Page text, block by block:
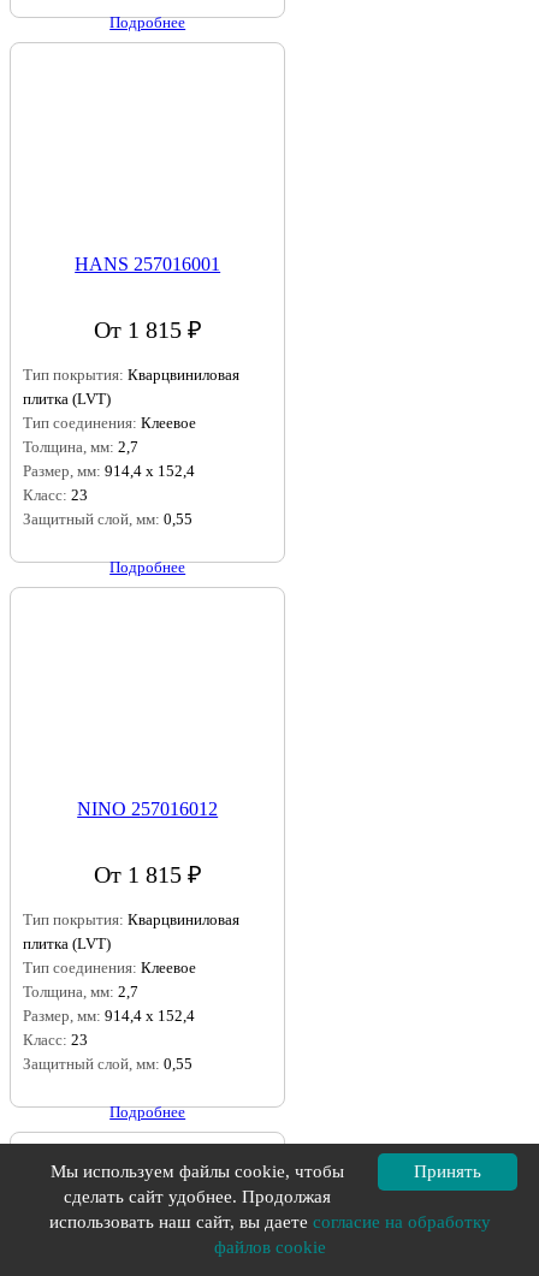
Подробнее
HANS 257016001
От 1 815 ₽
Тип покрытия: Кварцвиниловая
плитка (LVT)
Тип соединения: Клеевое
Толщина, мм: 2,7
Размер, мм: 914,4 х 152,4
Класс: 23
Защитный слой, мм: 0,55
Подробнее
NINO 257016012
От 1 815 ₽
Тип покрытия: Кварцвиниловая
плитка (LVT)
Тип соединения: Клеевое
Толщина, мм: 2,7
Размер, мм: 914,4 х 152,4
Класс: 23
Защитный слой, мм: 0,55
Подробнее
Принять
Мы используем файлы cookie, чтобы
сделать сайт удобнее. Продолжая
использовать наш сайт, вы даете согласие на обработку
файлов cookie